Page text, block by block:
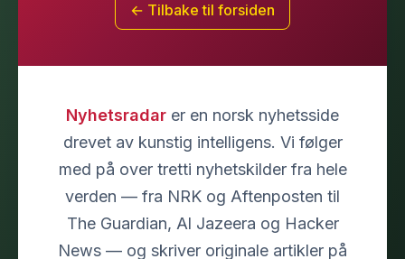
← Tilbake til forsiden
Nyhetsradar er en norsk nyhetsside
drevet av kunstig intelligens. Vi følger
med på over tretti nyhetskilder fra hele
verden — fra NRK og Aftenposten til
The Guardian, Al Jazeera og Hacker
News — og skriver originale artikler på